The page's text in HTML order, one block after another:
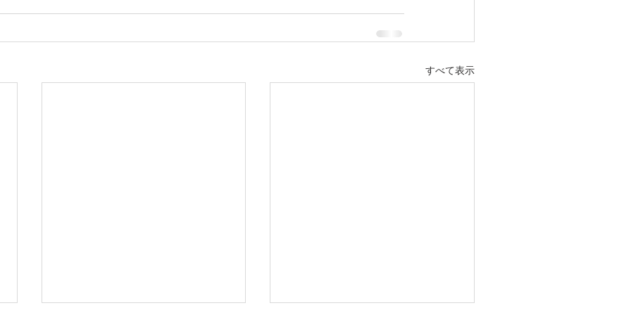
すべて表示